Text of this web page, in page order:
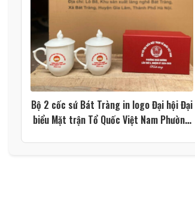
Bộ 2 cốc sứ Bát Tràng in logo Đại hội Đại
biểu Mặt trận Tổ Quốc Việt Nam Phường